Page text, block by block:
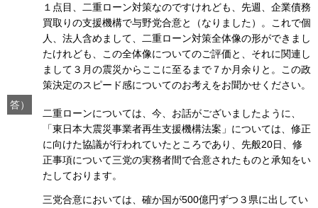
１点目、二重ローン対策なのですけれども、先週、企業債務
買取りの支援機構で与野党合意と（なりました）。これで個
人、法人含めまして、二重ローン対策全体像の形ができまし
たけれども、この全体像についてのご評価と、それに関連し
まして３月の震災からここに至るまで７か月余りと。この政
策決定のスピード感についてのお考えをお聞かせください。
答）
二重ローンについては、今、お話がございましたように、
「東日本大震災事業者再生支援機構法案」については、修正
に向けた協議が行われていたところであり、先般20日、修
正事項について三党の実務者間で合意されたものと承知をい
たしております。
三党合意においては、確か国が500億円ずつ３県に出してい